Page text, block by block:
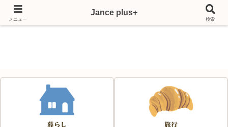
Japan & France & Chance～フランス移住応援サイト～
メニュー
Jance plus+
検索